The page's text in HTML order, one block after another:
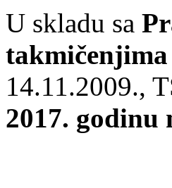
U skladu sa
takmičenjima
14.11.2009.,
2017. godinu